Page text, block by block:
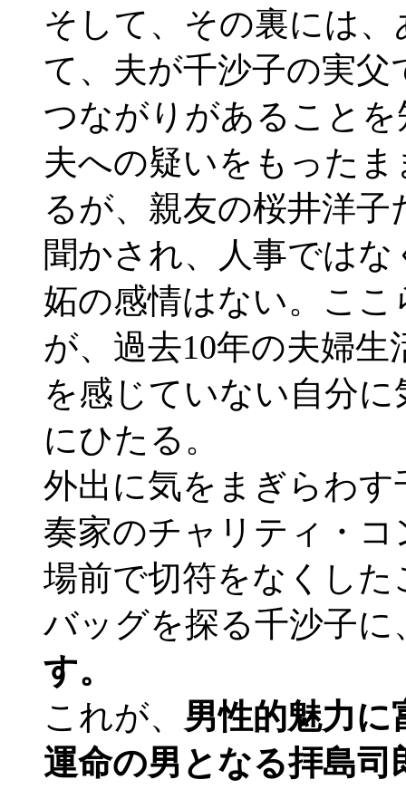
そして、その裏には
て、夫が千沙子の実
つながりがあること
夫への疑いをもった
るが、親友の桜井洋
聞かされ、人事では
妬の感情はない。こ
が、過去10年の夫婦
を感じていない自分
にひたる。
外出に気をまぎらわ
奏家のチャリティ・
場前で切符をなくし
バッグを探る千沙子に
す。
これが、 男性的魅力に
運命の男となる拝島司